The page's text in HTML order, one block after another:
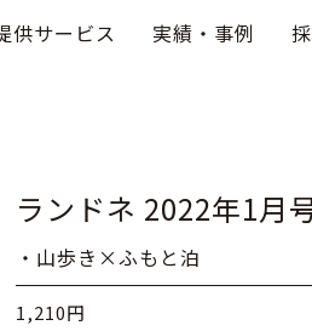
供サービス 実績・事例
ランドネ 2022年1月
・山歩き×ふもと泊
1,210円